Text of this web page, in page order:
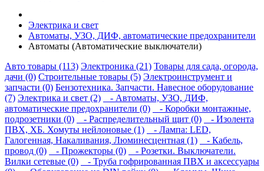
Электрика и свет
Автоматы, УЗО, ДИФ, автоматические предохранители
Автоматы (Автоматические выключатели)
Авто товары (113) Электроника (21) Товары для сада, огорода,
дачи (0) Строительные товары (5) Электроинструмент и
запчасти (0) Бензотехника. Запчасти. Навесное оборудование
(7) Электрика и свет (2)
- Автоматы, УЗО, ДИФ,
автоматические предохранители (0)
- Коробки монтажные,
подрозетники (0)
- Распределительный щит (0)
- Изолента
ПВХ, ХБ. Хомуты нейлоновые (1)
- Лампа: LED,
Галогенная, Накаливания, Люминесцентная (1)
- Кабель,
провод (0)
- Прожекторы (0)
- Розетки. Выключатели.
Вилки сетевые (0)
- Труба гофрированная ПВХ и аксессуары